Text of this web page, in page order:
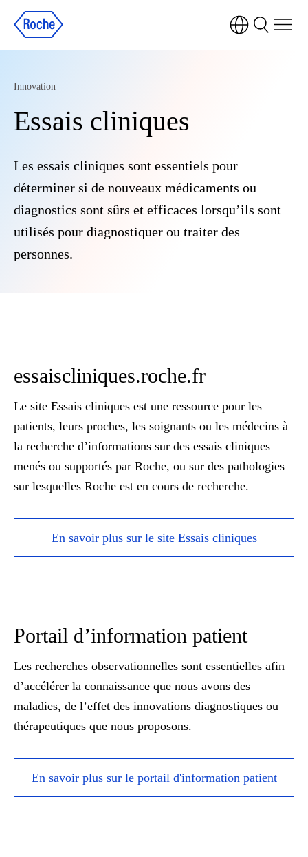
Innovation
Essais cliniques
Les essais cliniques sont essentiels pour
déterminer si de nouveaux médicaments ou
diagnostics sont sûrs et efficaces lorsqu’ils sont
utilisés pour diagnostiquer ou traiter des
personnes.
essaiscliniques.roche.fr
Le site Essais cliniques est une ressource pour les
patients, leurs proches, les soignants ou les médecins à
la recherche d’informations sur des essais cliniques
menés ou supportés par Roche, ou sur des pathologies
sur lesquelles Roche est en cours de recherche.
En savoir plus sur le site Essais cliniques
Portail d’information patient
Les recherches observationnelles sont essentielles afin
d’accélérer la connaissance que nous avons des
maladies, de l’effet des innovations diagnostiques ou
thérapeutiques que nous proposons.
En savoir plus sur le portail d'information patient